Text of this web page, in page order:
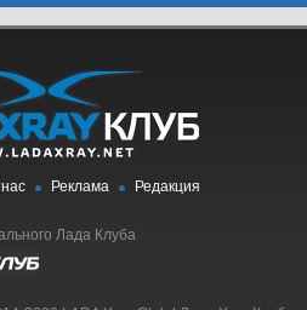
Реклама Редакция
Лада Клуба